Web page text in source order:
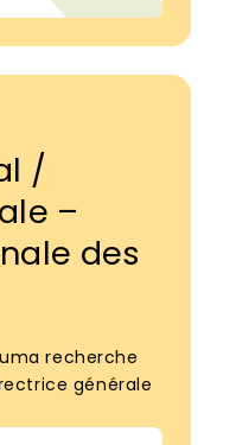
/
–
des
recherche
générale